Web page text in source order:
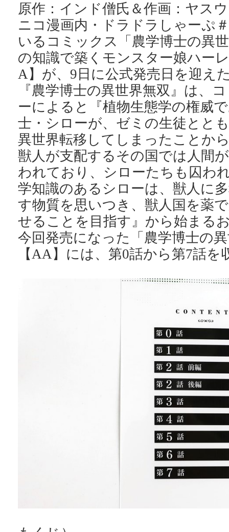
原作：インド僧氏＆作画：ヤス
ニコ漫画内・ドラドラしゃーぷ
いるコミックス「農学博士の異
の知識で築くモンスター娘ハー
A】が、9日に公式発売日を迎え
『農学博士の異世界無双』は、
ーによると『植物生態学の権威
士・シローが、ゼミの生徒とと
異世界転移してしまったことか
獣人が支配するその国では人間
われており、シローたちも囚わ
学知識のあるシローは、獣人に
す物質を思いつき、獣人国を薬
せることを目指す』から始まる
今回発売になった「農学博士の
【AA】には、第0話から第7話を